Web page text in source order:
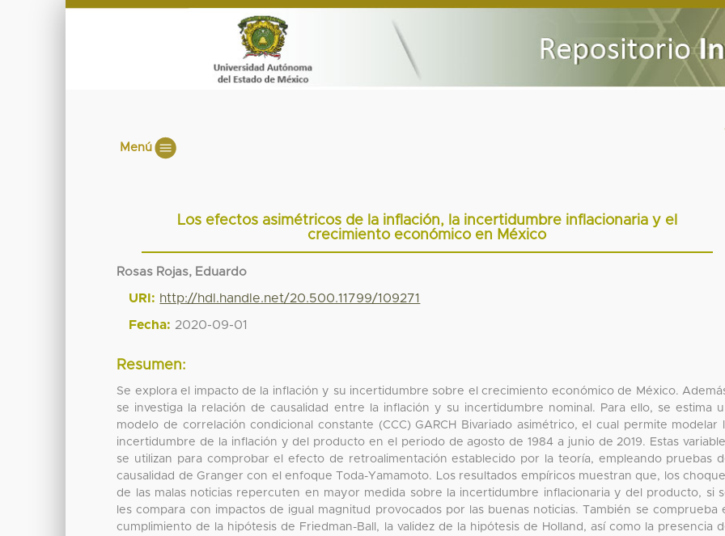
Menú
Los efectos asimétricos de la inflación, la incertidumbre inflacionaria y el
crecimiento económico en México
Rosas Rojas, Eduardo
URI: http://hdl.handle.net/20.500.11799/109271
Fecha: 2020-09-01
Resumen:
Se explora el impacto de la inflación y su incertidumbre sobre el crecimiento económico de México.
se investiga la relación de causalidad entre la inflación y su incertidumbre nominal. Para ello, se estima
modelo de correlación condicional constante (CCC) GARCH Bivariado asimétrico, el cual permite modelar
incertidumbre de la inflación y del producto en el periodo de agosto de 1984 a junio de 2019. Estas
se utilizan para comprobar el efecto de retroalimentación establecido por la teoría, empleando pruebas
causalidad de Granger con el enfoque Toda-Yamamoto. Los resultados empíricos muestran que, los
de las malas noticias repercuten en mayor medida sobre la incertidumbre inflacionaria y del producto, si
les compara con impactos de igual magnitud provocados por las buenas noticias. También se comprueba
cumplimiento de la hipótesis de Friedman-Ball, la validez de la hipótesis de Holland, así como la presencia